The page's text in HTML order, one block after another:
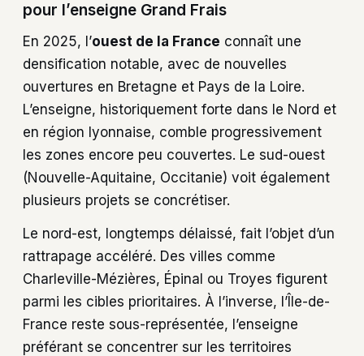
pour l’enseigne Grand Frais
En 2025, l’ouest de la France connaît une
densification notable, avec de nouvelles
ouvertures en Bretagne et Pays de la Loire.
L’enseigne, historiquement forte dans le Nord et
en région lyonnaise, comble progressivement
les zones encore peu couvertes. Le sud-ouest
(Nouvelle-Aquitaine, Occitanie) voit également
plusieurs projets se concrétiser.
Le nord-est, longtemps délaissé, fait l’objet d’un
rattrapage accéléré. Des villes comme
Charleville-Mézières, Épinal ou Troyes figurent
parmi les cibles prioritaires. À l’inverse, l’Île-de-
France reste sous-représentée, l’enseigne
préférant se concentrer sur les territoires